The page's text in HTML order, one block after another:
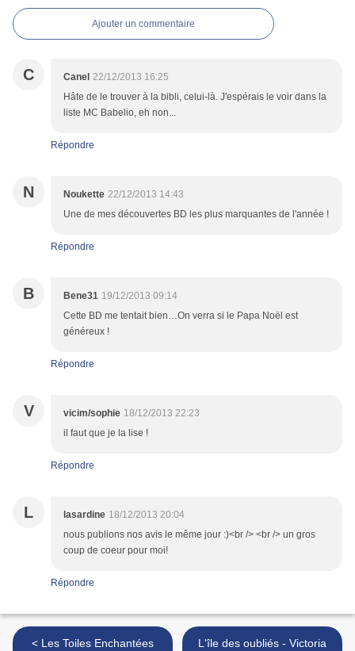
Ajouter un commentaire
C Canel 22/12/2013 16:25
Hâte de le trouver à la bibli, celui-là. J'espérais le voir dans la
liste MC Babelio, eh non...
Répondre
N Noukette 22/12/2013 14:43
Une de mes découvertes BD les plus marquantes de l'année !
Répondre
B Bene31 19/12/2013 09:14
Cette BD me tentait bien…On verra si le Papa Noël est
généreux !
Répondre
V vicim/sophie 18/12/2013 22:23
il faut que je la lise !
Répondre
L lasardine 18/12/2013 20:04
nous publions nos avis le même jour :)<br /> <br /> un gros
coup de coeur pour moi!
Répondre
< Les Toiles Enchantées
L'île des oubliés - Victoria